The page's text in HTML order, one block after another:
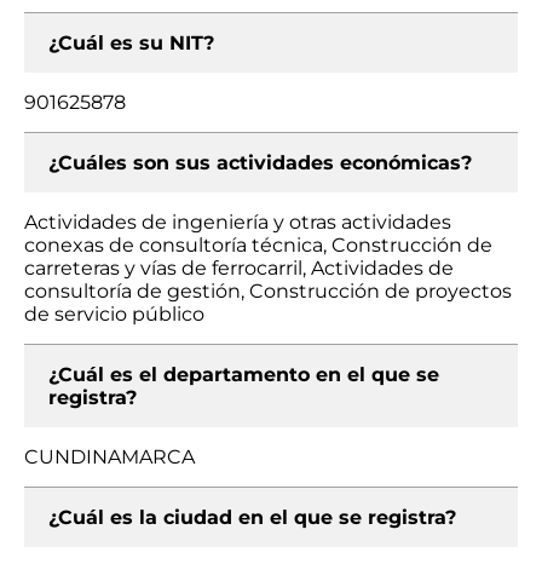
¿Cuál es su NIT?
901625878
¿Cuáles son sus actividades económicas?
Actividades de ingeniería y otras actividades
conexas de consultoría técnica, Construcción de
carreteras y vías de ferrocarril, Actividades de
consultoría de gestión, Construcción de proyectos
de servicio público
¿Cuál es el departamento en el que se
registra?
CUNDINAMARCA
¿Cuál es la ciudad en el que se registra?